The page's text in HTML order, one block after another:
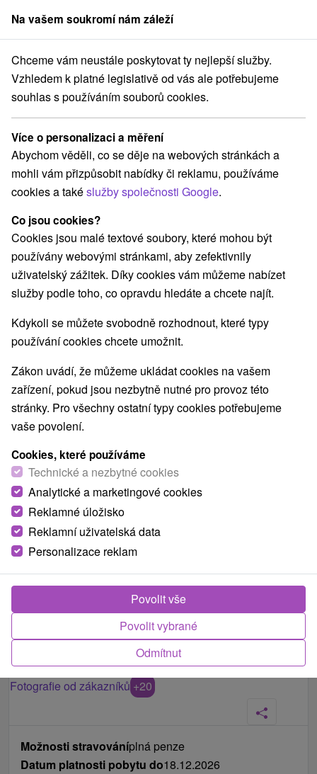
člen skupinySorger
Rekondiční senior pobyt v Brusně: Energie a úleva pro každého
Rekondiční senior pobyt v Brusně:
Energie a úleva pro každého 60+ ve
slevě 20 % do 31.08.2026
Kúpeľný dom Brusnianka ★★★
Lázně Brusno
Brusno
Vybrat termín
Navigovat do místa
8,9 vynikající·1023 recenzí
Fotografie od zákazníků +20
Možnosti stravováníplná penze
Datum platnosti pobytu do18.12.2026
Na vašem soukromí nám záleží
Chceme vám neustále poskytovat ty nejlepší služby.
Vzhledem k platné legislativě od vás ale potřebujeme
souhlas s používáním souborů cookies.
Více o personalizaci a měření
Abychom věděli, co se děje na webových stránkách a
mohli vám přizpůsobit nabídky či reklamu, používáme
cookies a takéslužby společnosti Google.
Co jsou cookies?
Cookies jsou malé textové soubory, které mohou být
používány webovými stránkami, aby zefektivnily
uživatelský zážitek. Díky cookies vám můžeme nabízet
služby podle toho, co opravdu hledáte a chcete najít.
Kdykoli se můžete svobodně rozhodnout, které typy
používání cookies chcete umožnit.
Zákon uvádí, že můžeme ukládat cookies na vašem
zařízení, pokud jsou nezbytně nutné pro provoz této
stránky. Pro všechny ostatní typy cookies potřebujeme
vaše povolení.
Cookies, které používáme
Technické a nezbytné cookies
Analytické a marketingové cookies
Reklamné úložisko
Reklamní uživatelská data
Personalizace reklam
Odmítnut
Povolit vybrané
Povolit vše